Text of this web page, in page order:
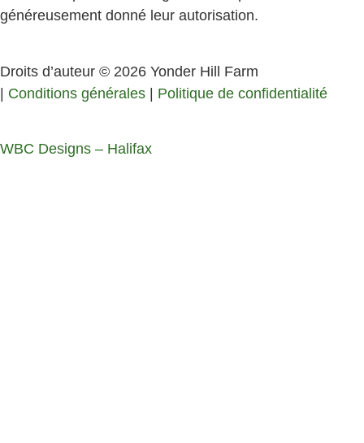
généreusement donné leur autorisation.
Droits d’auteur © 2026 Yonder Hill Farm
| Conditions générales | Politique de confidentialité
WBC Designs – Halifax